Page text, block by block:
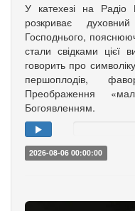
У катехезі на Радіо
розкриває
Господнього,
стали свідками цієї
говорить про
першоплодів,
Преображення
Богоявленням.
2026-08-06 00:00:00